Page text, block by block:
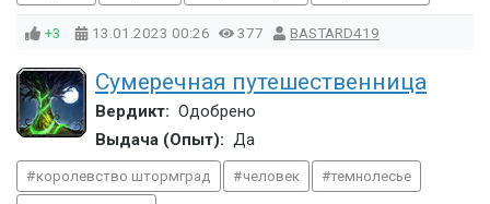
+3 13.01.2023 00:26 377 BASTARD419
Сумеречная путешественница
Вердикт: Одобрено
Выдача (Опыт): Да
королевство штормград человек темнолесье